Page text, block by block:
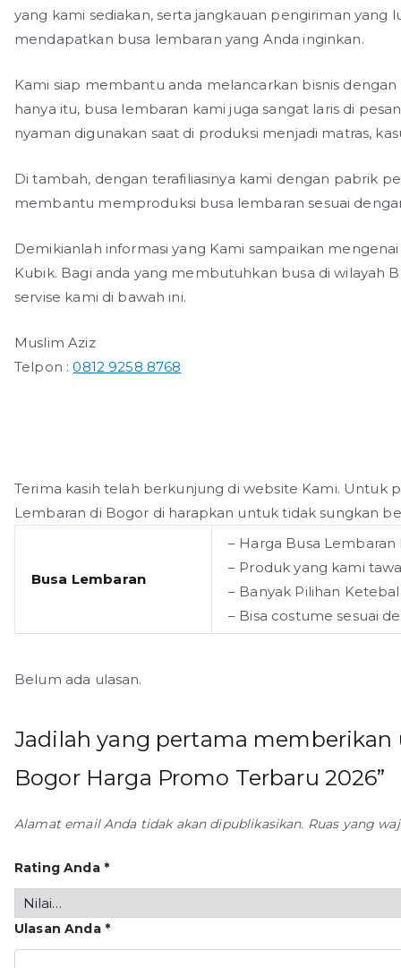
yang kami sediakan, serta jangkauan pengiriman yang
mendapatkan busa lembaran yang Anda inginkan.
Kami siap membantu anda melancarkan bisnis
hanya itu, busa lembaran kami juga sangat laris di
nyaman digunakan saat di produksi menjadi matras,
Di tambah, dengan terafiliasinya kami dengan pabrik
membantu memproduksi busa lembaran sesuai
Demikianlah informasi yang Kami sampaikan
Kubik. Bagi anda yang membutuhkan busa di wilayah
servise kami di bawah ini.
Muslim Aziz
Telpon :0812 9258 8768
Terima kasih telah berkunjung di website Kami. Untuk
Lembaran di Bogor di harapkan untuk tidak sungkan
Busa Lembaran
– Harga Busa
– Produk yang kami
– Banyak Pilihan
– Bisa costume sesuai
Belum ada ulasan.
Jadilah yang pertama memberikan
Bogor Harga Promo Terbaru 2026”
Alamat email Anda tidak akan dipublikasikan. Ruas yang
Rating Anda *
Ulasan Anda *